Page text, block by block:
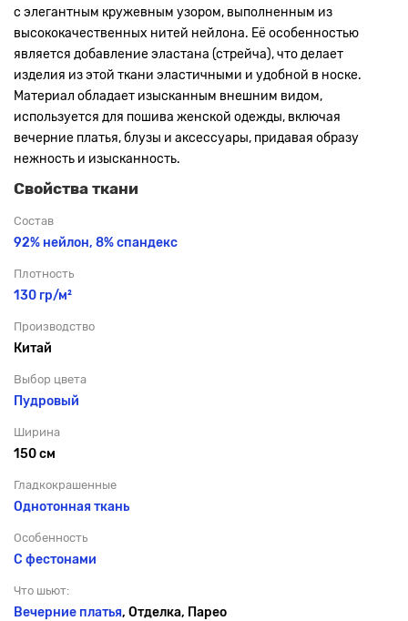
с элегантным кружевным узором, выполненным из
высококачественных нитей нейлона. Её особенностью
является добавление эластана (стрейча), что делает
изделия из этой ткани эластичными и удобной в носке.
Материал обладает изысканным внешним видом,
используется для пошива женской одежды, включая
вечерние платья, блузы и аксессуары, придавая образу
нежность и изысканность.
Свойства ткани
Состав
92% нейлон, 8% спандекс
Плотность
130 гр/м²
Производство
Китай
Выбор цвета
Пудровый
Ширина
150 см
Гладкокрашенные
Однотонная ткань
Особенность
С фестонами
Что шьют:
Вечерние платья, Отделка, Парео